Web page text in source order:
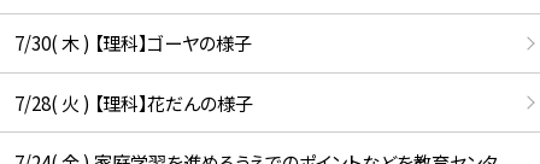
7/30( 木 ) 【理科】ゴーヤの様子
7/28( 火 ) 【理科】花だんの様子